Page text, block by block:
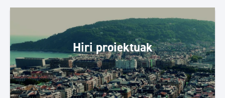
Hiri proiektuak